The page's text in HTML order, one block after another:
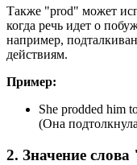
Также "prod" может
когда речь идет о
например,
действиям.
Пример:
She prodded him
(Она
2. Значение